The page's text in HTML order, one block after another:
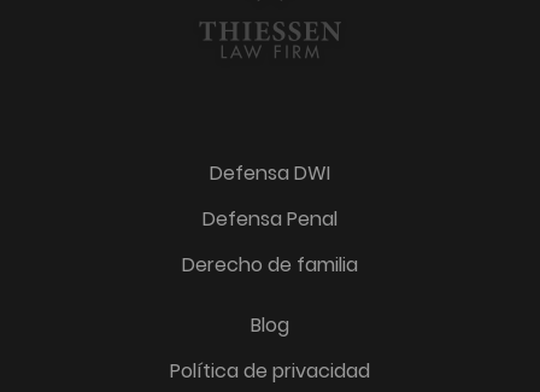
Defensa DWI
Defensa Penal
Derecho de familia
Blog
Política de privacidad